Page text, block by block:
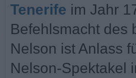
Tenerife im Jahr
Befehlsmacht des
Nelson ist Anlass
Nelson-Spektakel